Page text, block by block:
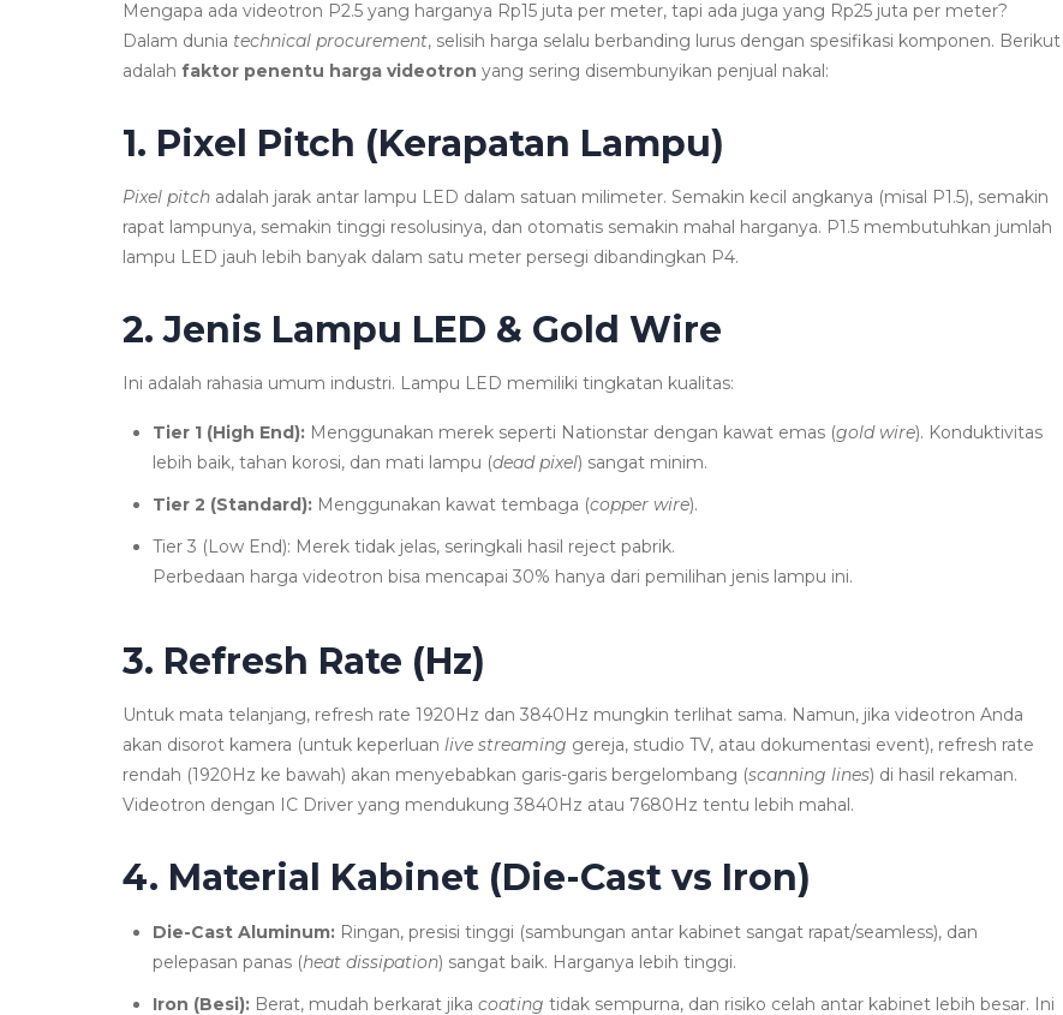
Mengapa ada videotron P2.5 yang harganya Rp15 juta per meter, tapi ada juga yang Rp25 juta per meter?
Dalam dunia technical procurement, selisih harga selalu berbanding lurus dengan spesifikasi komponen. Berikut
adalah faktor penentu harga videotron yang sering disembunyikan penjual nakal:
1. Pixel Pitch (Kerapatan Lampu)
Pixel pitch adalah jarak antar lampu LED dalam satuan milimeter. Semakin kecil angkanya (misal P1.5), semakin
rapat lampunya, semakin tinggi resolusinya, dan otomatis semakin mahal harganya. P1.5 membutuhkan jumlah
lampu LED jauh lebih banyak dalam satu meter persegi dibandingkan P4.
2. Jenis Lampu LED & Gold Wire
Ini adalah rahasia umum industri. Lampu LED memiliki tingkatan kualitas:
Tier 1 (High End): Menggunakan merek seperti Nationstar dengan kawat emas (gold wire). Konduktivitas
lebih baik, tahan korosi, dan mati lampu (dead pixel) sangat minim.
Tier 2 (Standard): Menggunakan kawat tembaga (copper wire).
Tier 3 (Low End): Merek tidak jelas, seringkali hasil reject pabrik.
Perbedaan harga videotron bisa mencapai 30% hanya dari pemilihan jenis lampu ini.
3. Refresh Rate (Hz)
Untuk mata telanjang, refresh rate 1920Hz dan 3840Hz mungkin terlihat sama. Namun, jika videotron Anda
akan disorot kamera (untuk keperluan live streaming gereja, studio TV, atau dokumentasi event), refresh rate
rendah (1920Hz ke bawah) akan menyebabkan garis-garis bergelombang (scanning lines) di hasil rekaman.
Videotron dengan IC Driver yang mendukung 3840Hz atau 7680Hz tentu lebih mahal.
4. Material Kabinet (Die-Cast vs Iron)
Die-Cast Aluminum: Ringan, presisi tinggi (sambungan antar kabinet sangat rapat/seamless), dan
pelepasan panas (heat dissipation) sangat baik. Harganya lebih tinggi.
Iron (Besi): Berat, mudah berkarat jika coating tidak sempurna, dan risiko celah antar kabinet lebih besar. Ini